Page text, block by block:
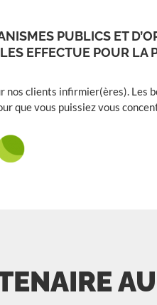
PUBLICS ET
EFFECTUE POUR LA
clients infirmier(ères). Les
que vous puissiez vous